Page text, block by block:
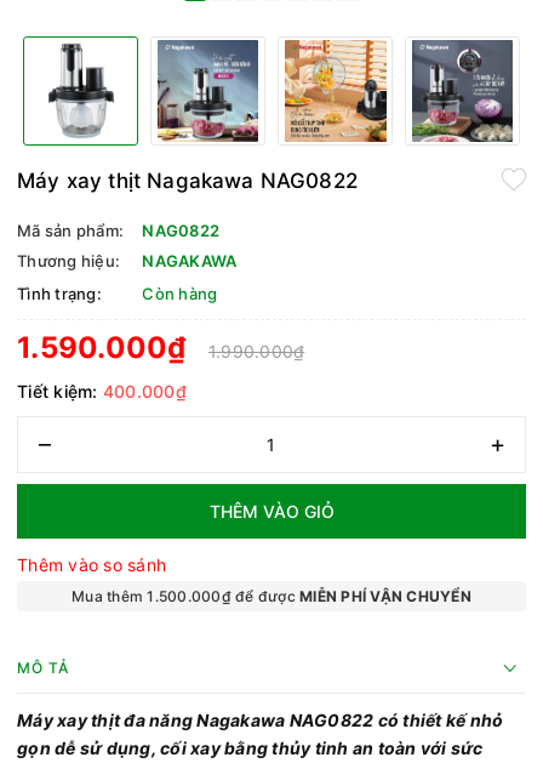
Máy xay thịt Nagakawa NAG0822
Mã sản phẩm:
NAG0822
Thương hiệu:
NAGAKAWA
Tình trạng:
Còn hàng
1.590.000₫
1.990.000₫
Tiết kiệm: 400.000₫
– +
THÊM VÀO GIỎ
Thêm vào so sánh
Mua thêm 1.500.000₫ để đượcMIỄN PHÍ VẬN CHUYỂN
MÔ TẢ
Máy xay thịt đa năng Nagakawa NAG0822 có thiết kế nhỏ
gọn dễ sử dụng, cối xay bằng thủy tinh an toàn với sức